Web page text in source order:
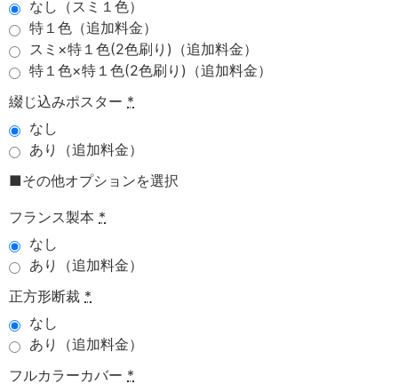
なし（スミ１色）
特１色（追加料金）
スミ×特１色(2色刷り)（追加料金）
特１色×特１色(2色刷り)（追加料金）
綴じ込みポスター *
なし
あり（追加料金）
■その他オプションを選択
フランス製本 *
なし
あり（追加料金）
正方形断裁 *
なし
あり（追加料金）
フルカラーカバー *